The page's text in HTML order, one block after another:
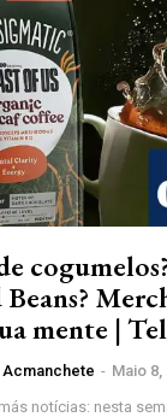
mente |
Acmanchete - Maio 8,
notícias: nesta